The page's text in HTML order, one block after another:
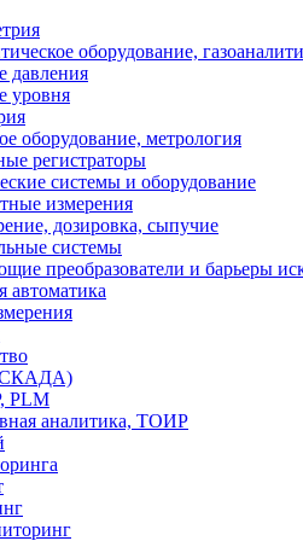
оборудование,
давления
уровня
оборудование, метрология
регистраторы
системы и оборудование
измерения
дозировка, сыпучие
системы
преобразователи и барьеры
автоматика
PLM
аналитика, ТОИР